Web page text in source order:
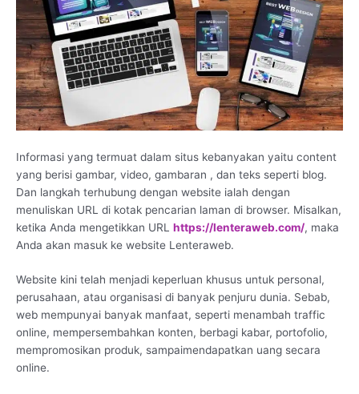
Informasi yang termuat dalam situs kebanyakan yaitu content
yang berisi gambar, video, gambaran , dan teks seperti blog.
Dan langkah terhubung dengan website ialah dengan
menuliskan URL di kotak pencarian laman di browser. Misalkan,
ketika Anda mengetikkan URL https://lenteraweb.com/, maka
Anda akan masuk ke website Lenteraweb.
Website kini telah menjadi keperluan khusus untuk personal,
perusahaan, atau organisasi di banyak penjuru dunia. Sebab,
web mempunyai banyak manfaat, seperti menambah traffic
online, mempersembahkan konten, berbagi kabar, portofolio,
mempromosikan produk, sampaimendapatkan uang secara
online.